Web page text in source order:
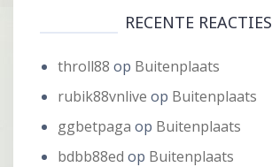
RECENTE REACTIES
throll88 op Buitenplaats
rubik88vnlive op Buitenplaats
ggbetpaga op Buitenplaats
bdbb88ed op Buitenplaats